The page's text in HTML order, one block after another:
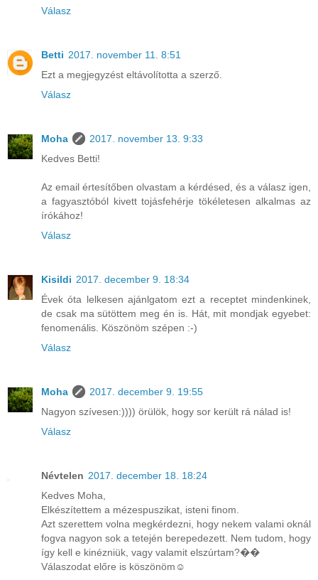
Válasz
Betti 2017. november 11. 8:51
Ezt a megjegyzést eltávolította a szerző.
Válasz
Moha
2017. november 13. 9:33
Kedves Betti!
Az email értesítőben olvastam a kérdésed, és a válasz igen,
a fagyasztóból kivett tojásfehérje tökéletesen alkalmas az
írókához!
Válasz
Kisildi 2017. december 9. 18:34
Évek óta lelkesen ajánlgatom ezt a receptet mindenkinek,
de csak ma sütöttem meg én is. Hát, mit mondjak egyebet:
fenomenális. Köszönöm szépen :-)
Válasz
Moha
2017. december 9. 19:55
Nagyon szívesen:)))) örülök, hogy sor került rá nálad is!
Válasz
Névtelen 2017. december 18. 18:24
Kedves Moha,
Elkészítettem a mézespuszikat, isteni finom.
Azt szerettem volna megkérdezni, hogy nekem valami oknál
fogva nagyon sok a tetején berepedezett. Nem tudom, hogy
így kell e kinézniük, vagy valamit elszúrtam?��
Válaszodat előre is köszönöm☺️